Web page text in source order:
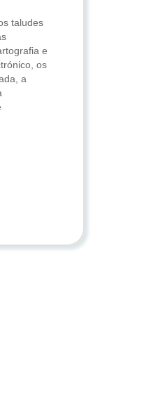
taludes
e
os
a